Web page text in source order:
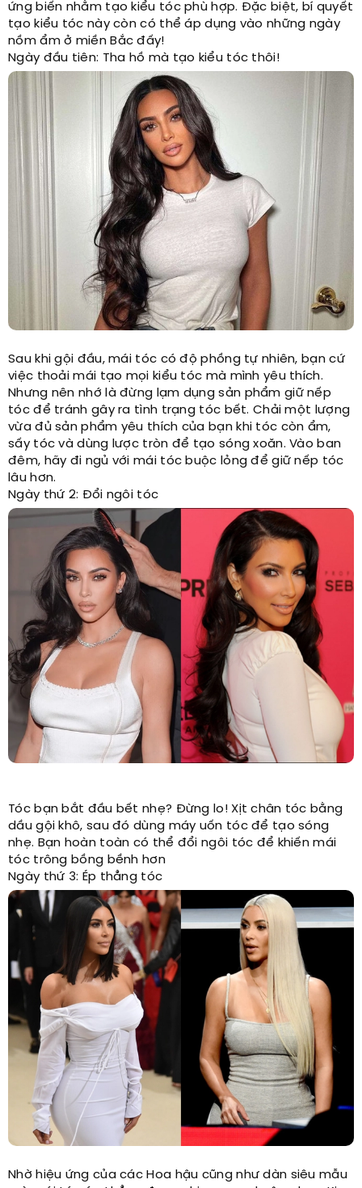
ứng biến nhằm tạo kiểu tóc phù hợp. Đặc biệt, bí quyết
tạo kiểu tóc này còn có thể áp dụng vào những ngày
nồm ẩm ở miền Bắc đấy!
Ngày đầu tiên: Tha hồ mà tạo kiểu tóc thôi!
Sau khi gội đầu, mái tóc có độ phồng tự nhiên, bạn cứ
việc thoải mái tạo mọi kiểu tóc mà mình yêu thích.
Nhưng nên nhớ là đừng lạm dụng sản phẩm giữ nếp
tóc để tránh gây ra tình trạng tóc bết. Chải một lượng
vừa đủ sản phẩm yêu thích của bạn khi tóc còn ẩm,
sấy tóc và dùng lược tròn để tạo sóng xoăn. Vào ban
đêm, hãy đi ngủ với mái tóc buộc lỏng để giữ nếp tóc
lâu hơn.
Ngày thứ 2: Đổi ngôi tóc
Tóc bạn bắt đầu bết nhẹ? Đừng lo! Xịt chân tóc bằng
dầu gội khô, sau đó dùng máy uốn tóc để tạo sóng
nhẹ. Bạn hoàn toàn có thể đổi ngôi tóc để khiến mái
tóc trông bồng bềnh hơn
Ngày thứ 3: Ép thẳng tóc
Nhờ hiệu ứng của các Hoa hậu cũng như dàn siêu mẫu